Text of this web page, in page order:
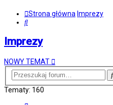
Strona główna Imprezy
Szukaj
Imprezy
NOWY TEMAT
Tematy: 160